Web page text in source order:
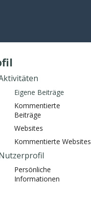
Eigene Beiträge
Kommentierte
Beiträge
Websites
Kommentierte Websites
Persönliche
Informationen